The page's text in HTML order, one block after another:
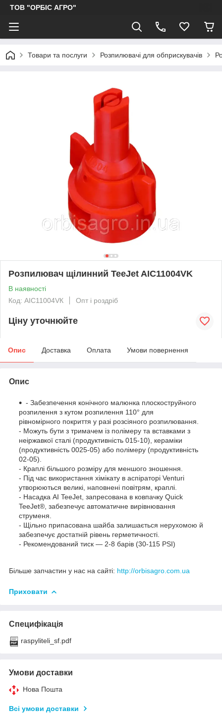
ТОВ "ОРБІС АГРО"
Товари та послуги Розпилювачі для обприскувачів
Розпилювач щілинний TeeJet AIC11004VK
В наявності
Код: AIC11004VК
Опт і роздріб
Ціну уточнюйте
Опис Доставка Оплата Умови повернення
Опис
- Забезпечення конічного малюнка плоскоструйного
розпилення з кутом розпилення 110° для
рівномірного покриття у разі розсіяного розпилювання.
- Можуть бути з тримачем із полімеру та вставками з
неіржавкої сталі (продуктивність 015-10), кераміки
(продуктивність 0025-05) або полімеру (продуктивність
02-05).
- Краплі більшого розміру для меншого зношення.
- Під час використання хімікату в аспіраторі Venturi
утворюються великі, наповнені повітрям, краплі.
- Насадка AI TeeJet, запресована в ковпачку Quick
TeeJet®, забезпечує автоматичне вирівнювання
струменя.
- Щільно припасована шайба залишається нерухомою й
забезпечує достатній рівень герметичності.
- Рекомендований тиск — 2-8 барів (30-115 PSI)
Більше запчастин у нас на сайті: http://orbisagro.com.ua
Приховати
Специфікація
raspyliteli_sf.pdf
Умови доставки
Нова Пошта
Всі умови доставки